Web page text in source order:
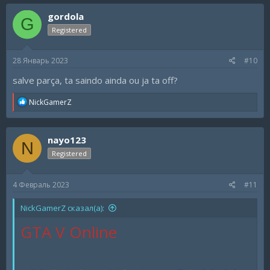
c
t
i
o
:
G gordola
Registered
28 Январь 2023 #10
salve parça, ta saindo ainda ou ja ta off?
R
a
c
i
:
NickGamerZ
N nayo123
Registered
4 Февраль 2023 #11
NickGamerZ сказал(а):
GTA V Online